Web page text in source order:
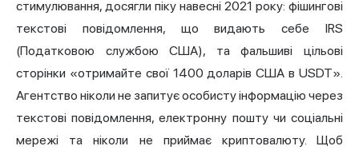
стимулювання, досягли піку навесні 2021 року: фішингові
текстові повідомлення, що видають себе IRS
(Податковою службою США), та фальшиві цільові
сторінки «отримайте свої 1400 доларів США в USDT».
Агентство ніколи не запитує особисту інформацію через
текстові повідомлення, електронну пошту чи соціальні
мережі та ніколи не приймає криптовалюту. Щоб